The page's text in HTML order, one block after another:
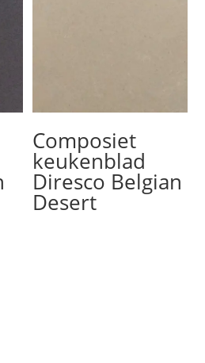
Composiet
keukenblad
Diresco Belgian
Desert